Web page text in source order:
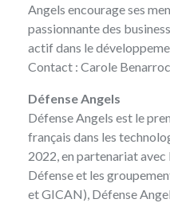
Angels encourage ses
passionnante des
actif dans le
Contact : Carole
Défense Angels
Défense Angels est le
français dans les
2022, en partenariat avec
Défense et les
et GICAN), Défense